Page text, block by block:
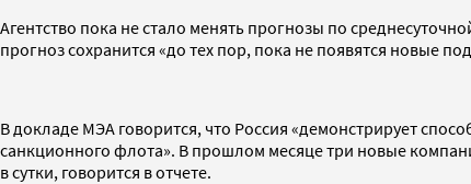
Агентство пока не стало менять прогнозы по
прогноз сохранится «до тех пор, пока не появятся новые
В докладе МЭА говорится, что Россия «демонстрирует
санкционного флота». В прошлом месяце три новые
в сутки, говорится в отчете.